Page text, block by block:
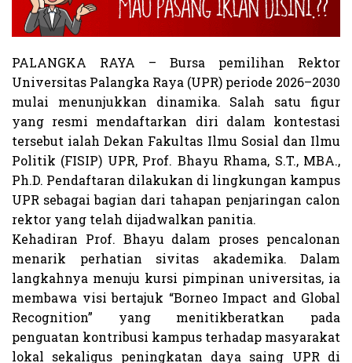
PALANGKA RAYA – Bursa pemilihan Rektor
Universitas Palangka Raya (UPR) periode 2026–2030
mulai menunjukkan dinamika. Salah satu figur
yang resmi mendaftarkan diri dalam kontestasi
tersebut ialah Dekan Fakultas Ilmu Sosial dan Ilmu
Politik (FISIP) UPR, Prof. Bhayu Rhama, S.T., MBA.,
Ph.D. Pendaftaran dilakukan di lingkungan kampus
UPR sebagai bagian dari tahapan penjaringan calon
rektor yang telah dijadwalkan panitia.
Kehadiran Prof. Bhayu dalam proses pencalonan
menarik perhatian sivitas akademika. Dalam
langkahnya menuju kursi pimpinan universitas, ia
membawa visi bertajuk “Borneo Impact and Global
Recognition” yang menitikberatkan pada
penguatan kontribusi kampus terhadap masyarakat
lokal sekaligus peningkatan daya saing UPR di